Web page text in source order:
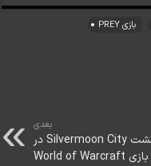
بازی PREY
بعدی
بازگشت Silvermoon City در